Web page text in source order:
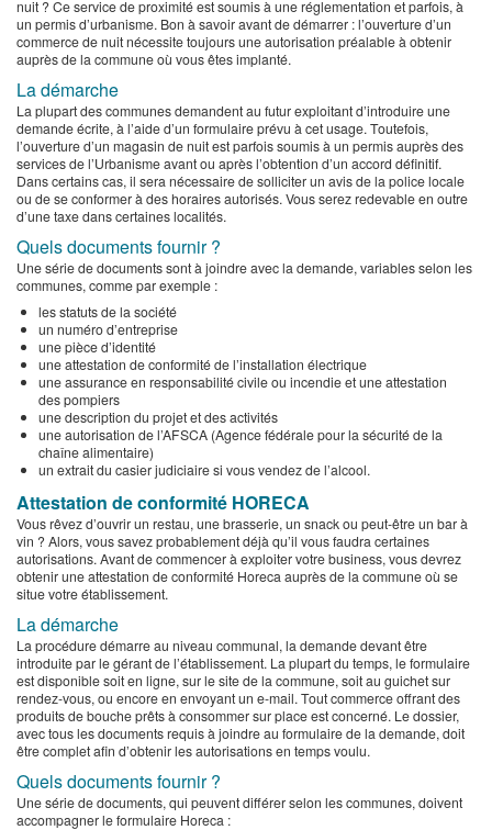
nuit ? Ce service de proximité est soumis à une réglementation et parfois, à
un permis d’urbanisme. Bon à savoir avant de démarrer : l’ouverture d’un
commerce de nuit nécessite toujours une autorisation préalable à obtenir
auprès de la commune où vous êtes implanté.
La démarche
La plupart des communes demandent au futur exploitant d’introduire une
demande écrite, à l’aide d’un formulaire prévu à cet usage. Toutefois,
l’ouverture d’un magasin de nuit est parfois soumis à un permis auprès des
services de l’Urbanisme avant ou après l’obtention d’un accord définitif.
Dans certains cas, il sera nécessaire de solliciter un avis de la police locale
ou de se conformer à des horaires autorisés. Vous serez redevable en outre
d’une taxe dans certaines localités.
Quels documents fournir ?
Une série de documents sont à joindre avec la demande, variables selon les
communes, comme par exemple :
les statuts de la société
un numéro d’entreprise
une pièce d’identité
une attestation de conformité de l’installation électrique
une assurance en responsabilité civile ou incendie et une attestation
des pompiers
une description du projet et des activités
une autorisation de l’AFSCA (Agence fédérale pour la sécurité de la
chaîne alimentaire)
un extrait du casier judiciaire si vous vendez de l’alcool.
Attestation de conformité HORECA
Vous rêvez d’ouvrir un restau, une brasserie, un snack ou peut-être un bar à
vin ? Alors, vous savez probablement déjà qu’il vous faudra certaines
autorisations. Avant de commencer à exploiter votre business, vous devrez
obtenir une attestation de conformité Horeca auprès de la commune où se
situe votre établissement.
La démarche
La procédure démarre au niveau communal, la demande devant être
introduite par le gérant de l’établissement. La plupart du temps, le formulaire
est disponible soit en ligne, sur le site de la commune, soit au guichet sur
rendez-vous, ou encore en envoyant un e-mail. Tout commerce offrant des
produits de bouche prêts à consommer sur place est concerné. Le dossier,
avec tous les documents requis à joindre au formulaire de la demande, doit
être complet afin d’obtenir les autorisations en temps voulu.
Quels documents fournir ?
Une série de documents, qui peuvent différer selon les communes, doivent
accompagner le formulaire Horeca :